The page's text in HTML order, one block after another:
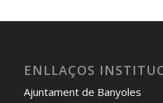
ENLLAÇOS
Ajuntament de Banyoles